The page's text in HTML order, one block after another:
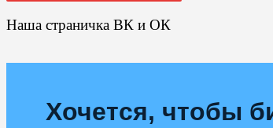
Наша страничка ВК и ОК
Хочется, чтобы